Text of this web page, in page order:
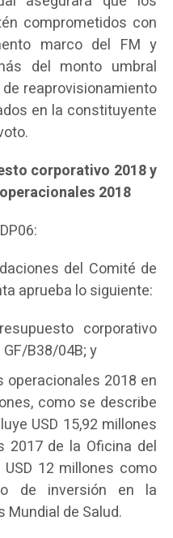
comprometidos con
marco del FM y
del monto umbral
reaprovisionamiento
en la constituyente
corporativo 2018 y
2018
del Comité de
aprueba lo siguiente:
corporativo
B38/04B; y
2018 en
como se describe
USD 15,92 millones
2017 de la Oficina del
12 millones como
de inversión en la
de Salud.